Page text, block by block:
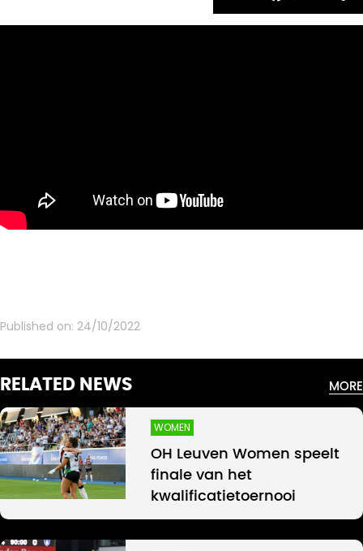
Published on: 24/10/2022
RELATED NEWS MORE
WOMEN
OH Leuven Women speelt
finale van het
kwalificatietoernooi